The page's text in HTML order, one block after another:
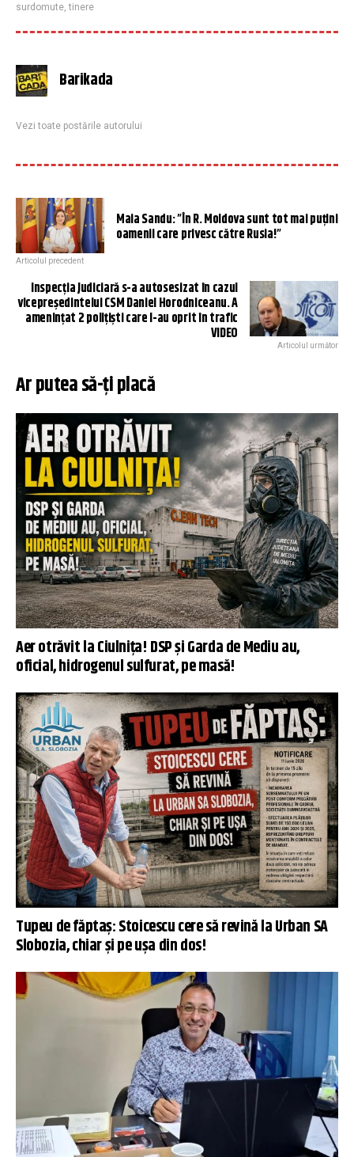
surdomute ,tinere
Barikada
Vezi toate postările autorului
Maia Sandu: ”În R. Moldova sunt tot mai puțini
oamenii care privesc către Rusia!”
Articolul precedent
Inspecția Judiciară s-a autosesizat în cazul
vicepreședintelui CSM Daniel Horodniceanu. A
amenințat 2 polițiști care l-au oprit în trafic
VIDEO
Articolul următor
Ar putea să-ți placă
Aer otrăvit la Ciulnița! DSP și Garda de Mediu au,
oficial, hidrogenul sulfurat, pe masă!
Tupeu de făptaș: Stoicescu cere să revină la Urban SA
Slobozia, chiar și pe ușa din dos!